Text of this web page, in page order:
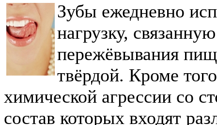
Зубы ежедневно
нагрузку,
пережёвывания
твёрдой. Кроме
химической агрессии со
состав которых входят